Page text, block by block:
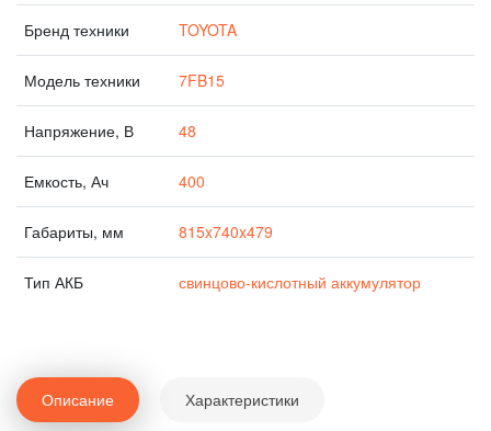
Бренд техники TOYOTA
Модель техники 7FB15
Напряжение, В 48
Емкость, Ач 400
Габариты, мм 815x740x479
Тип АКБ свинцово-кислотный аккумулятор
Описание Характеристики